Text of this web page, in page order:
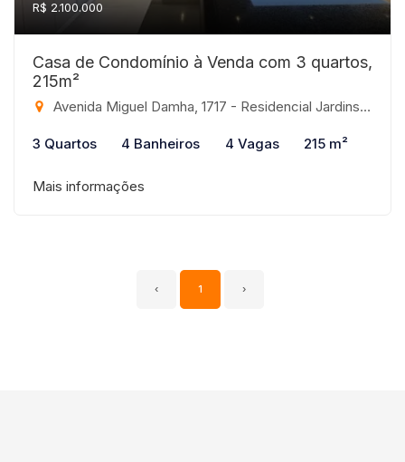
R$ 2.100.000
Casa de Condomínio à Venda com 3 quartos,
215m²
Avenida Miguel Damha, 1717 - Residencial Jardins, São José do Rio Preto-SP
3 Quartos 4 Banheiros 4 Vagas 215 m²
Mais informações
‹ 1 ›